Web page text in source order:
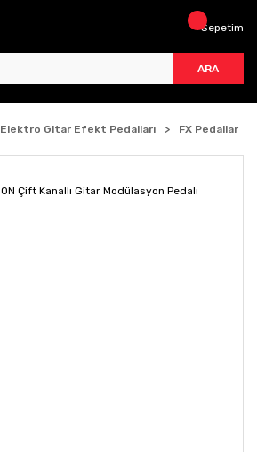
ARA
Sepetim
Elektro Gitar Efekt Pedalları FX Pedallar